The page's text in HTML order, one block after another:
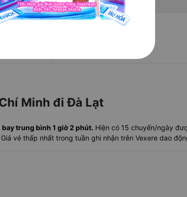
Ngày rẻ nhất 30 ngày tới
Minh đi Đà Lạt
trung bình 1 giờ 2 phút. Hiện có 15 chuyến/ngày
vé thấp nhất trong tuần ghi nhận trên Vexere dao